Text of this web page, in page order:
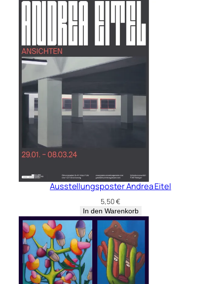
Ausstellungsposter Andrea Eitel
5,50€
In den Warenkorb